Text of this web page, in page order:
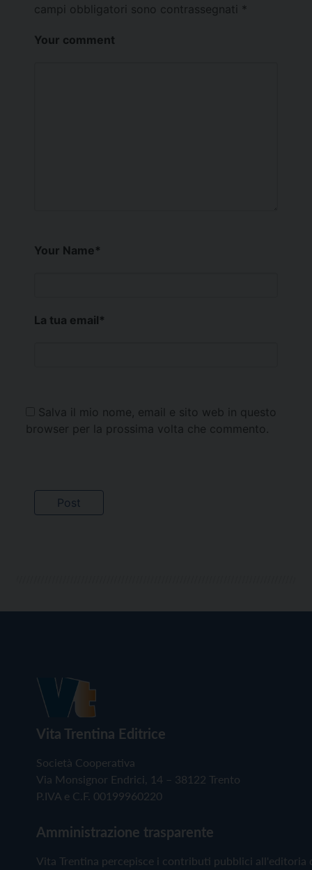
campi obbligatori sono contrassegnati *
Your comment
Your Name*
La tua email*
Salva il mio nome, email e sito web in questo
browser per la prossima volta che commento.
Vita Trentina Editrice
Società Cooperativa
Via Monsignor Endrici, 14 – 38122 Trento
P.IVA e C.F. 00199960220
Amministrazione trasparente
Vita Trentina percepisce i contributi pubblici all'editoria